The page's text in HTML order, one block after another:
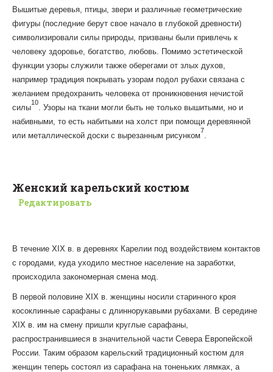
Вышитые деревья, птицы, звери и различные геометрические
фигуры (последние берут свое начало в глубокой древности)
символизировали силы природы, призваны были привлечь к
человеку здоровье, богатство, любовь. Помимо эстетической
функции узоры служили также оберегами от злых духов,
например традиция покрывать узорам подол рубахи связана с
желанием предохранить человека от проникновения нечистой
силы
10
. Узоры на ткани могли быть не только вышитыми, но и
набивными, то есть набитыми на холст при помощи деревянной
или металлической доски с вырезанным рисунком
7
.
Женский карельский костюм
Редактировать
В течение XIX в. в деревнях Карелии под воздействием контактов
с городами, куда уходило местное население на заработки,
происходила закономерная смена мод.
В первой половине XIX в. женщины носили старинного кроя
косоклинные сарафаны с длиннорукавыми рубахами. В середине
XIX в. им на смену пришли круглые сарафаны,
распространившиеся в значительной части Севера Европейской
России. Таким образом карельский традиционный костюм для
женщин теперь состоял из сарафана на тоненьких лямках, а